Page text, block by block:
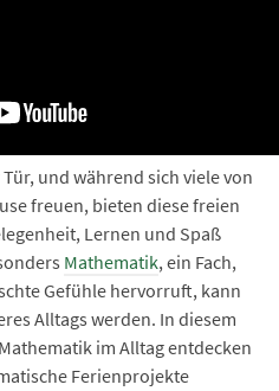
und während sich viele von
freuen, bieten diese freien
Lernen und Spaß
Mathematik, ein Fach,
Gefühle hervorruft, kann
Alltags werden. In diesem
im Alltag entdecken
Ferienprojekte